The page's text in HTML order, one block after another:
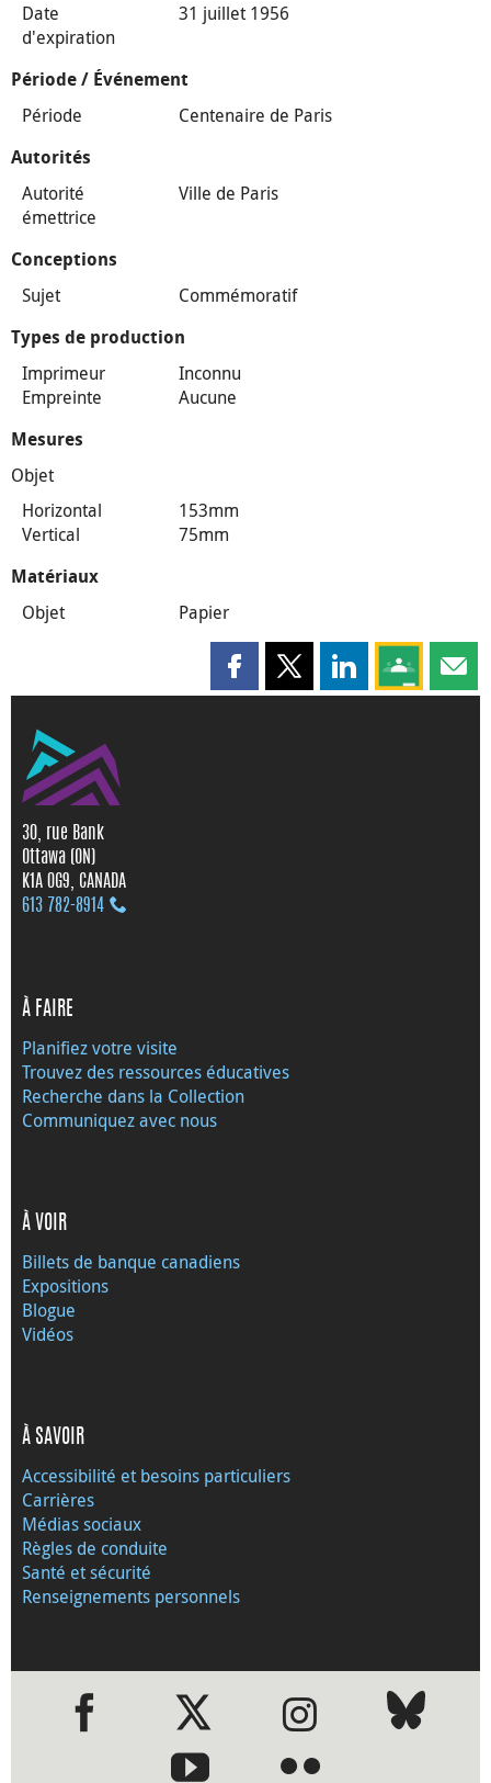
Date
d'expiration
31 juillet 1956
Période / Événement
Période Centenaire de Paris
Autorités
Autorité
émettrice
Ville de Paris
Conceptions
Sujet Commémoratif
Types de production
Imprimeur
Inconnu
Empreinte
Aucune
Mesures
Objet
Horizontal
153mm
Vertical
75mm
Matériaux
Objet Papier
Partager cette page sur
Partager cette page sur X
Partager cette
Partagez
30, rue Bank
Ottawa (ON)
K1A 0G9, CANADA
613 782‑8914
À FAIRE
Planifiez votre visite
Trouvez des ressources éducatives
Recherche dans la Collection
Communiquez avec nous
À VOIR
Billets de banque canadiens
Expositions
Blogue
Vidéos
À SAVOIR
Accessibilité et besoins particuliers
Carrières
Médias sociaux
Règles de conduite
Santé et sécurité
Renseignements personnels
●●